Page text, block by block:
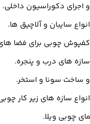
اجرای دکوراسیون داخلی.
سایبان و آلاچیق ها.
چوبی برای فضا های
های درب و پنجره.
ساخت سونا و استخر.
سازه های زیر کار
چوبی ویلا.